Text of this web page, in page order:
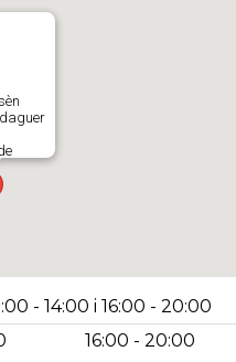
- 14:00 i 16:00 - 20:00
16:00 - 20:00